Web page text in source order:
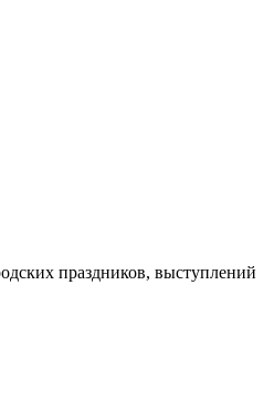
праздников, выступлений